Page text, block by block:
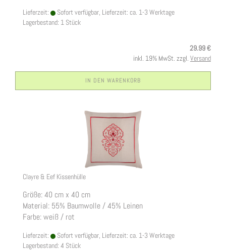
Lieferzeit:
Sofort verfügbar, Lieferzeit: ca. 1-3 Werktage
Lagerbestand: 1 Stück
29.99 €
inkl. 19% MwSt. zzgl. Versand
IN DEN WARENKORB
Clayre & Eef Kissenhülle
Größe: 40 cm x 40 cm
Material: 55% Baumwolle / 45% Leinen
Farbe: weiß / rot
Lieferzeit:
Sofort verfügbar, Lieferzeit: ca. 1-3 Werktage
Lagerbestand: 4 Stück